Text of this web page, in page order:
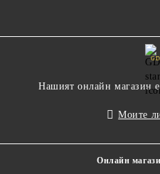
Нашият онлайн магазин
Моите
Онлайн